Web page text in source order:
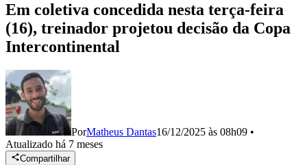
Em coletiva concedida nesta terça-feira
(16), treinador projetou decisão da Copa
Intercontinental
PorMatheus Dantas16/12/2025 às 08h09 •
Atualizado há 7 meses
Compartilhar